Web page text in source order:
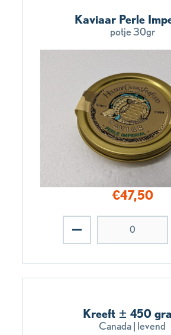
Kaviaar Perle
potje 30gr
€47,50
Kreeft ± 450
Canada | levend